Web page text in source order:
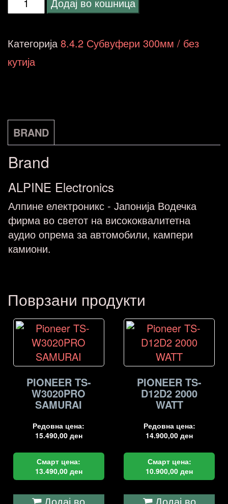
W12D2
количина
Категорија8.4.2 Субвуфери 300мм / без
кутија
BRAND
Brand
ALPINE Electronics
Алпине електроникс - Јапонија Водечка
фирма во светот на висококвалитетна
аудио опрема за автомобили, кампери
камиони.
Поврзани продукти
PIONEER TS-
W3020PRO
SAMURAI
Редовна цена:
15.490,00 ден
Смарт цена:
13.490,00 ден
PIONEER TS-
D12D2 2000
WATT
Редовна цена:
14.900,00ден
Смарт цена:
10.900,00ден